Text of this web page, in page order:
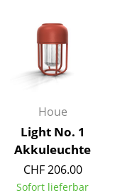
Houe
Light No. 1
Akkuleuchte
CHF 206.00
Sofort lieferbar